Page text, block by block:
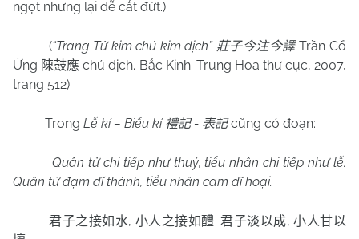
ngọt nhưng lại dễ cắt đứt.)
(“Trang Tử kim chú kim dịch” 莊子今注今譯Trần Cổ
Ứng 陳鼓應 chú dịch. Bắc Kinh: Trung Hoa thư cục, 2007,
trang 512)
Trong Lễ kí – Biểu kí禮記- 表記cũng có đoạn:
Quân tử chi tiếp như thuỷ, tiểu nhân chi tiếp như lễ.
Quân tử đạm dĩ thành, tiểu nhân cam dĩ hoại.
君子之接如水, 小人之接如醴.君子淡以成,小人甘以